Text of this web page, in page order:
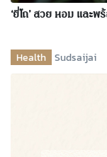
‘ยี่โถ’ สวย หอม และ
Health Sudsaijai